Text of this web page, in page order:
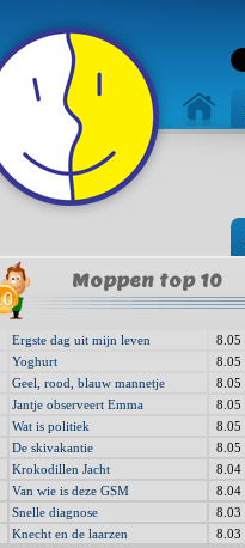
Moppen top 10
Ergste dag uit mijn leven
8.05
Yoghurt
8.05
Geel, rood, blauw mannetje
8.05
Jantje observeert Emma
8.05
Wat is politiek
8.05
De skivakantie
8.05
Krokodillen Jacht
8.04
Van wie is deze GSM
8.04
Snelle diagnose
8.03
Knecht en de laarzen
8.03